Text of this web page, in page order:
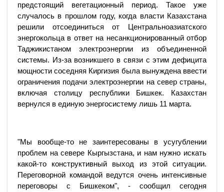
предстоящий вегетационный период. Такое уже
случалось в прошлом году, когда власти Казахстана
решили отсоединиться от Центральноазиатского
энергокольца в ответ на несанкционированный отбор
Таджикистаном электроэнергии из объединенной
системы. Из-за возникшего в связи с этим дефицита
мощности соседняя Киргизия была вынуждена ввести
ограничения подачи электроэнергии на север страны,
включая столицу республики Бишкек. Казахстан
вернулся в единую энергосистему лишь 11 марта.
"Мы вообще-то не заинтересованы в усугублении
проблем на севере Кыргызстана, и нам нужно искать
какой-то конструктивный выход из этой ситуации.
Переговорной командой ведутся очень интенсивные
переговоры с Бишкеком", - сообщил сегодня